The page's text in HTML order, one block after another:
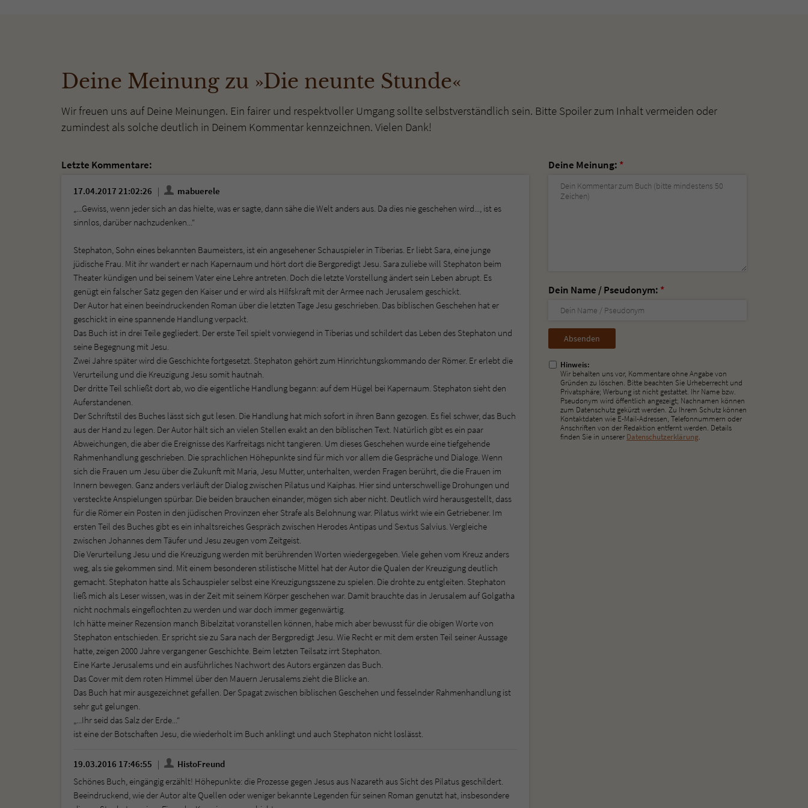
Deine Meinung zu »Die neunte Stunde«
Wir freuen uns auf Deine Meinungen. Ein fairer und respektvoller Umgang sollte selbstverständlich sein. Bitte Spoiler zum Inhalt vermeiden oder
zumindest als solche deutlich in Deinem Kommentar kennzeichnen. Vielen Dank!
Letzte Kommentare:
17.04.2017 21:02:26
mabuerele
„...Gewiss, wenn jeder sich an das hielte, was er sagte, dann sähe die Welt anders aus. Da dies nie geschehen wird..., ist es
sinnlos, darüber nachzudenken...“
Stephaton, Sohn eines bekannten Baumeisters, ist ein angesehener Schauspieler in Tiberias. Er liebt Sara, eine junge
jüdische Frau. Mit ihr wandert er nach Kapernaum und hört dort die Bergpredigt Jesu. Sara zuliebe will Stephaton beim
Theater kündigen und bei seinem Vater eine Lehre antreten. Doch die letzte Vorstellung ändert sein Leben abrupt. Es
genügt ein falscher Satz gegen den Kaiser und er wird als Hilfskraft mit der Armee nach Jerusalem geschickt.
Der Autor hat einen beeindruckenden Roman über die letzten Tage Jesu geschrieben. Das biblischen Geschehen hat er
geschickt in eine spannende Handlung verpackt.
Das Buch ist in drei Teile gegliedert. Der erste Teil spielt vorwiegend in Tiberias und schildert das Leben des Stephaton und
seine Begegnung mit Jesu.
Zwei Jahre später wird die Geschichte fortgesetzt. Stephaton gehört zum Hinrichtungskommando der Römer. Er erlebt die
Verurteilung und die Kreuzigung Jesu somit hautnah.
Der dritte Teil schließt dort ab, wo die eigentliche Handlung begann: auf dem Hügel bei Kapernaum. Stephaton sieht den
Auferstandenen.
Der Schriftstil des Buches lässt sich gut lesen. Die Handlung hat mich sofort in ihren Bann gezogen. Es fiel schwer, das Buch
aus der Hand zu legen. Der Autor hält sich an vielen Stellen exakt an den biblischen Text. Natürlich gibt es ein paar
Abweichungen, die aber die Ereignisse des Karfreitags nicht tangieren. Um dieses Geschehen wurde eine tiefgehende
Rahmenhandlung geschrieben. Die sprachlichen Höhepunkte sind für mich vor allem die Gespräche und Dialoge. Wenn
sich die Frauen um Jesu über die Zukunft mit Maria, Jesu Mutter, unterhalten, werden Fragen berührt, die die Frauen im
Innern bewegen. Ganz anders verläuft der Dialog zwischen Pilatus und Kaiphas. Hier sind unterschwellige Drohungen und
versteckte Anspielungen spürbar. Die beiden brauchen einander, mögen sich aber nicht. Deutlich wird herausgestellt, dass
für die Römer ein Posten in den jüdischen Provinzen eher Strafe als Belohnung war. Pilatus wirkt wie ein Getriebener. Im
ersten Teil des Buches gibt es ein inhaltsreiches Gespräch zwischen Herodes Antipas und Sextus Salvius. Vergleiche
zwischen Johannes dem Täufer und Jesu zeugen vom Zeitgeist.
Die Verurteilung Jesu und die Kreuzigung werden mit berührenden Worten wiedergegeben. Viele gehen vom Kreuz anders
weg, als sie gekommen sind. Mit einem besonderen stilistische Mittel hat der Autor die Qualen der Kreuzigung deutlich
gemacht. Stephaton hatte als Schauspieler selbst eine Kreuzigungsszene zu spielen. Die drohte zu entgleiten. Stephaton
ließ mich als Leser wissen, was in der Zeit mit seinem Körper geschehen war. Damit brauchte das in Jerusalem auf Golgatha
nicht nochmals eingeflochten zu werden und war doch immer gegenwärtig.
Ich hätte meiner Rezension manch Bibelzitat voranstellen können, habe mich aber bewusst für die obigen Worte von
Stephaton entschieden. Er spricht sie zu Sara nach der Bergpredigt Jesu. Wie Recht er mit dem ersten Teil seiner Aussage
hatte, zeigen 2000 Jahre vergangener Geschichte. Beim letzten Teilsatz irrt Stephaton.
Eine Karte Jerusalems und ein ausführliches Nachwort des Autors ergänzen das Buch.
Das Cover mit dem roten Himmel über den Mauern Jerusalems zieht die Blicke an.
Das Buch hat mir ausgezeichnet gefallen. Der Spagat zwischen biblischen Geschehen und fesselnder Rahmenhandlung ist
sehr gut gelungen.
„...Ihr seid das Salz der Erde...“
ist eine der Botschaften Jesu, die wiederholt im Buch anklingt und auch Stephaton nicht loslässt.
19.03.2016 17:46:55
HistoFreund
Schönes Buch, eingängig erzählt! Höhepunkte: die Prozesse gegen Jesus aus Nazareth aus Sicht des Pilatus geschildert.
Beeindruckend, wie der Autor alte Quellen oder weniger bekannte Legenden für seinen Roman genutzt hat, insbesondere
Deine Meinung: *
Dein Name / Pseudonym: *
Nicht
ausfüllen!
Hinweis:
Wir behalten uns vor, Kommentare ohne Angabe von
Gründen zu löschen. Bitte beachten Sie Urheberrecht und
Privatsphäre; Werbung ist nicht gestattet. Ihr Name bzw.
Pseudonym wird öffentlich angezeigt; Nachnamen können
zum Datenschutz gekürzt werden. Zu Ihrem Schutz können
Kontaktdaten wie E-Mail-Adressen, Telefonnummern oder
Anschriften von der Redaktion entfernt werden. Details
finden Sie in unserer Datenschutzerklärung.